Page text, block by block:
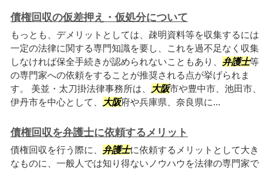
債権回収の仮差押え・仮処分について
もっとも、デメリットとしては、疎明資料等を収集するには
一定の法律に関する専門知識を要し、これを過不足なく収集
しなければ保全手続きが認められないこともあり、 弁護士等
の専門家への依頼をすることが推奨される点が挙げられま
す。 美並・太刀掛法律事務所は、
大阪市や豊中市、池田市、
伊丹市を中心として、
大阪府や兵庫県、奈良県に...
債権回収を弁護士に依頼するメリット
債権回収を行う際に、 弁護士に依頼するメリットとして大き
なものに、一般人では知り得ないノウハウを法律の専門家で